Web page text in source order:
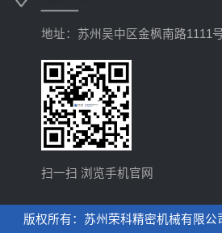
地址：苏州吴中区金枫南路1111
扫一扫 浏览手机官网
版权所有：苏州荣科精密机械有限公